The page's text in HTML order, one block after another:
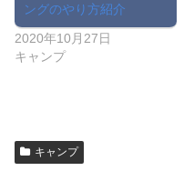
ングのやり方紹介
2020年10月27日
キャンプ
キャンプ